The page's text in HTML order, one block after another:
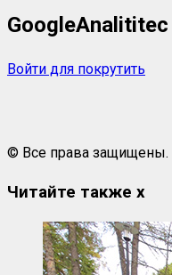
GoogleAnalititec
Войти для покрутить
© Все права защищены.
Читайте также x